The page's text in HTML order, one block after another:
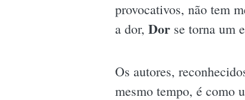
provocativos, não tem
a dor, Dor se torna um
Os autores,
mesmo tempo, é como